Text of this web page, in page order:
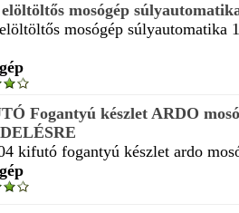
mosógép
mosógép súlyautomatika
Fogantyú készlet ARDO
kifutó fogantyú készlet ardo